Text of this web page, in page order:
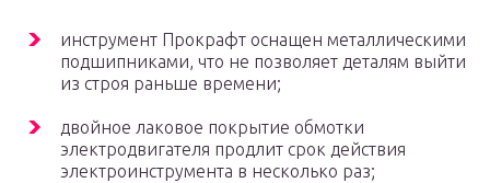
инструмент Прокрафт оснащен металлическими
подшипниками, что не позволяет деталям выйти
из строя раньше времени;
двойное лаковое покрытие обмотки
электродвигателя продлит срок действия
электроинструмента в несколько раз;